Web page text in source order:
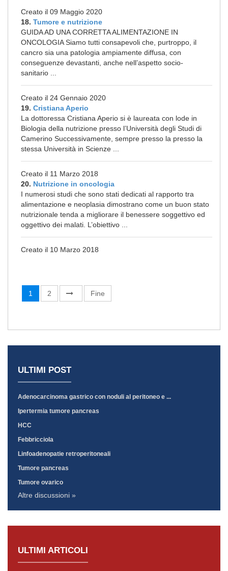
Creato il 09 Maggio 2020
18. Tumore e nutrizione
GUIDA AD UNA CORRETTA ALIMENTAZIONE IN
ONCOLOGIA Siamo tutti consapevoli che, purtroppo, il
cancro sia una patologia ampiamente diffusa, con
conseguenze devastanti, anche nell’aspetto socio-
sanitario ...
Creato il 24 Gennaio 2020
19. Cristiana Aperio
La dottoressa Cristiana Aperio si è laureata con lode in
Biologia della nutrizione presso l’Università degli Studi di
Camerino Successivamente, sempre presso la presso la
stessa Università in Scienze ...
Creato il 11 Marzo 2018
20. Nutrizione in oncologia
I numerosi studi che sono stati dedicati al rapporto tra
alimentazione e neoplasia dimostrano come un buon stato
nutrizionale tenda a migliorare il benessere soggettivo ed
oggettivo dei malati. L’obiettivo ...
Creato il 10 Marzo 2018
1 2 Fine
ULTIMI POST
Adenocarcinoma gastrico con noduli al peritoneo e ...
Ipertermia tumore pancreas
HCC
Febbricciola
Linfoadenopatie retroperitoneali
Tumore pancreas
Tumore ovarico
Altre discussioni »
ULTIMI ARTICOLI